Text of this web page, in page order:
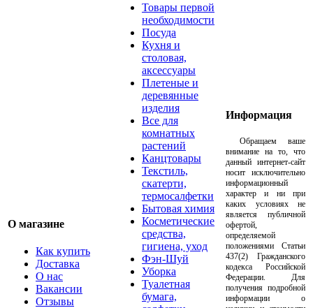
О магазине
Как купить
Доставка
О нас
Вакансии
Отзывы
Товары первой
необходимости
Посуда
Кухня и
столовая,
аксессуары
Плетеные и
деревянные
изделия
Все для
комнатных
растений
Канцтовары
Текстиль,
скатерти,
термосалфетки
Бытовая химия
Косметические
средства,
гигиена, уход
Фэн-Шуй
Уборка
Туалетная
бумага,
Информация
Обращаем ваше
внимание на то, что
данный интернет-сайт
носит исключительно
информационный
характер и ни при
каких условиях не
является публичной
офертой,
определяемой
положениями Статьи
437(2) Гражданского
кодекса Российской
Федерации. Для
получения подробной
информации о